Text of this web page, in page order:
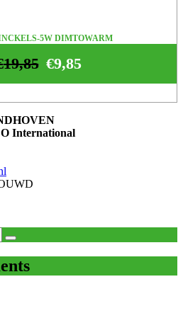
5W DIMTOWARM
€9,85
19,85
International